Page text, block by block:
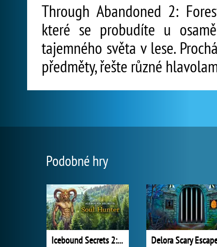
Through Abandoned 2:
které se probudíte u
tajemného světa v lese.
předměty, řešte různé
Podobné hry
Icebound Secrets 2: Soul Hunter